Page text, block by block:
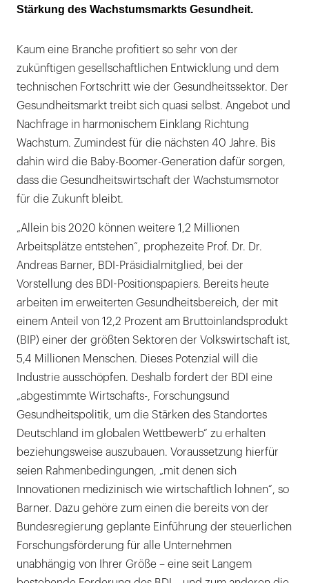
Stärkung des Wachstumsmarkts Gesundheit.
Kaum eine Branche profitiert so sehr von der
zukünftigen gesellschaftlichen Entwicklung und dem
technischen Fortschritt wie der Gesundheitssektor. Der
Gesundheitsmarkt treibt sich quasi selbst. Angebot und
Nachfrage in harmonischem Einklang Richtung
Wachstum. Zumindest für die nächsten 40 Jahre. Bis
dahin wird die Baby-Boomer-Generation dafür sorgen,
dass die Gesundheitswirtschaft der Wachstumsmotor
für die Zukunft bleibt.
„Allein bis 2020 können weitere 1,2 Millionen
Arbeitsplätze entstehen“, prophezeite Prof. Dr. Dr.
Andreas Barner, BDI-Präsidialmitglied, bei der
Vorstellung des BDI-Positionspapiers. Bereits heute
arbeiten im erweiterten Gesundheitsbereich, der mit
einem Anteil von 12,2 Prozent am Bruttoinlandsprodukt
(BIP) einer der größten Sektoren der Volkswirtschaft ist,
5,4 Millionen Menschen. Dieses Potenzial will die
Industrie ausschöpfen. Deshalb fordert der BDI eine
„abgestimmte Wirtschafts-, Forschungsund
Gesundheitspolitik, um die Stärken des Standortes
Deutschland im globalen Wettbewerb“ zu erhalten
beziehungsweise auszubauen. Voraussetzung hierfür
seien Rahmenbedingungen, „mit denen sich
Innovationen medizinisch wie wirtschaftlich lohnen“, so
Barner. Dazu gehöre zum einen die bereits von der
Bundesregierung geplante Einführung der steuerlichen
Forschungsförderung für alle Unternehmen
unabhängig von Ihrer Größe – eine seit Langem